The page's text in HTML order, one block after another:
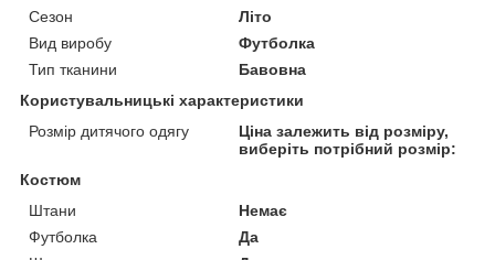
Сезон
Літо
Вид виробу
Футболка
Тип тканини
Бавовна
Користувальницькі характеристики
Розмір дитячого одягу
Ціна залежить від розміру,
виберіть потрібний розмір:
Костюм
Штани
Немає
Футболка
Да